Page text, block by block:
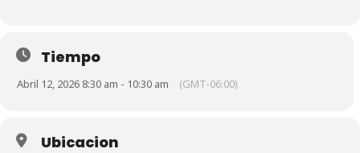
Tiempo
Abril 12, 2026 8:30 am - 10:30 am (GMT-06:00)
Ubicacion